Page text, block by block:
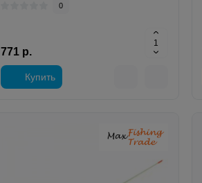
0
771 р.
Купить